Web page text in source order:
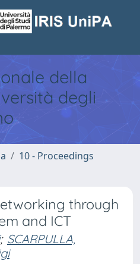
della
degli
10 - Proceedings
through
and ICT
; SCARPULLA,